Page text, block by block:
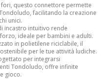
fori, questo connettore permette
facilitando la creazione
unici.
incastro intuitivo rende
ideale per bambini e adulti.
in polietilene riciclabile, il
per le tue attività ludiche.
per integrarsi
Tondoludo, offre infinite
gioco.